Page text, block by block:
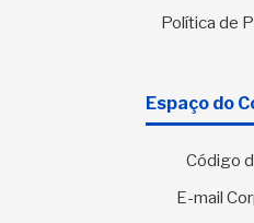
Política de
Espaço do
Código
E-mail